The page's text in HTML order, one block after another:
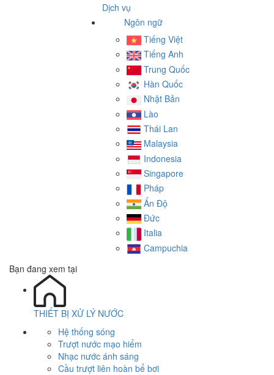
Dịch vụ
Ngôn ngữ
Tiếng Việt
Tiếng Anh
Trung Quốc
Hàn Quốc
Nhật Bản
Lào
Thái Lan
Malaysia
Indonesia
Singapore
Pháp
Ấn Độ
Đức
Italia
Campuchia
Bạn đang xem tại
THIẾT BỊ XỬ LÝ NƯỚC
Hệ thống sóng
Trượt nước mạo hiểm
Nhạc nước ánh sáng
Cầu trượt liên hoàn bể bơi